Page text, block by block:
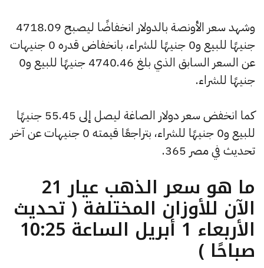
وشهد سعر الأونصة بالدولار انخفاضًا ليصبح 4718.09
جنيهًا للبيع و0 جنيهًا للشراء، بانخفاض قدره 0 جنيهات
عن السعر السابق الذي بلغ 4740.46 جنيهًا للبيع و0
جنيهًا للشراء.
كما انخفض سعر دولار الصاغة ليصل إلى 55.45 جنيهًا
للبيع و0 جنيهًا للشراء، بتراجعًا قيمته 0 جنيهات عن آخر
تحديث في مصر 365.
ما هو سعر الذهب عيار 21
الآن للأوزان المختلفة ( تحديث
الأربعاء 1 أبريل الساعة 10:25
صباحًا )